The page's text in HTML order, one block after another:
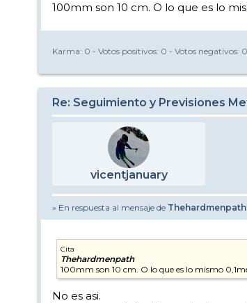
100mm son 10 cm. O lo que es lo
Karma: 0 - Votos positivos: 0 - Votos negativos: 0
Re: Seguimiento y Previsiones
vicentjanuary
» En respuesta al mensaje de Thehardmenpath
Cita
Thehardmenpath
100mm son 10 cm. O lo que es lo mismo
No es asi.